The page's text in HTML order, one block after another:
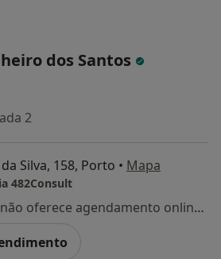
dos Santos
2
Silva, 158, Porto • Mapa
482Consult
Esse especialista não oferece agendamento online para esse endereço.